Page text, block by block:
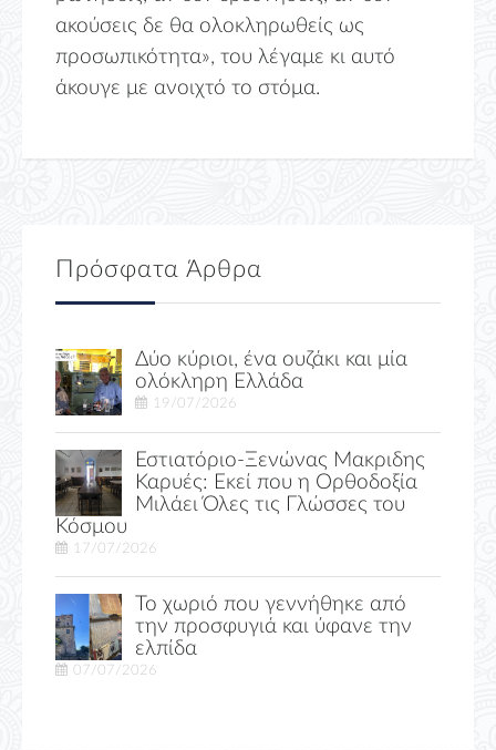
ακούσεις δε θα ολοκληρωθείς ως
προσωπικότητα», του λέγαμε κι αυτό
άκουγε με ανοιχτό το στόμα.
Πρόσφατα Άρθρα
Δύο κύριοι, ένα ουζάκι και μία
ολόκληρη Ελλάδα
19/07/2026
Εστιατόριο-Ξενώνας Μακριδης
Καρυές: Εκεί που η Ορθοδοξία
Μιλάει Όλες τις Γλώσσες του
Κόσμου
17/07/2026
Το χωριό που γεννήθηκε από
την προσφυγιά και ύφανε την
ελπίδα
07/07/2026